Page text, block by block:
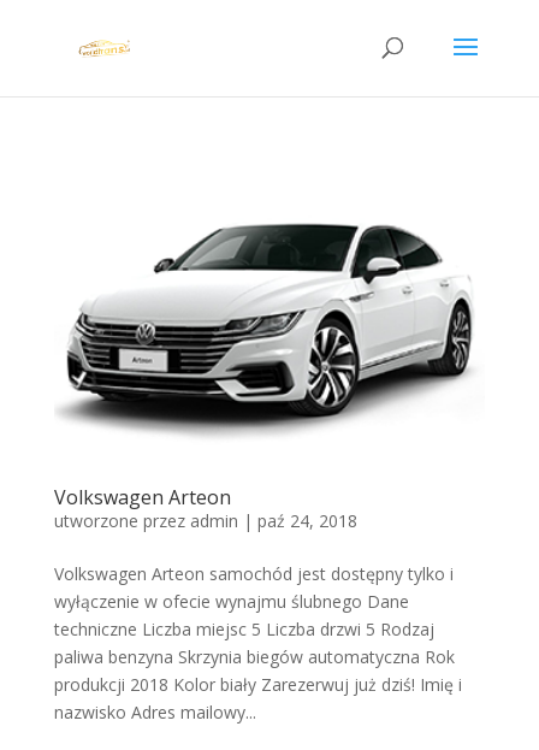
Volkswagen Arteon
utworzone przez admin | paź 24, 2018
Volkswagen Arteon samochód jest dostępny tylko i
wyłączenie w ofecie wynajmu ślubnego Dane
techniczne Liczba miejsc 5 Liczba drzwi 5 Rodzaj
paliwa benzyna Skrzynia biegów automatyczna Rok
produkcji 2018 Kolor biały Zarezerwuj już dziś! Imię i
nazwisko Adres mailowy...